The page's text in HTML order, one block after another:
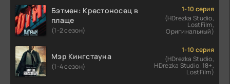
Бэтмен: Крестоносец в
плаще
(1-2 сезон)
1-10 серия
(HDrezka Studio,
LostFilm,
Оригинальный)
Мэр Кингстауна
(1-4 сезон)
1-10 серия
(HDrezka Studio,
HDrezka Studio. 18+,
LostFilm)